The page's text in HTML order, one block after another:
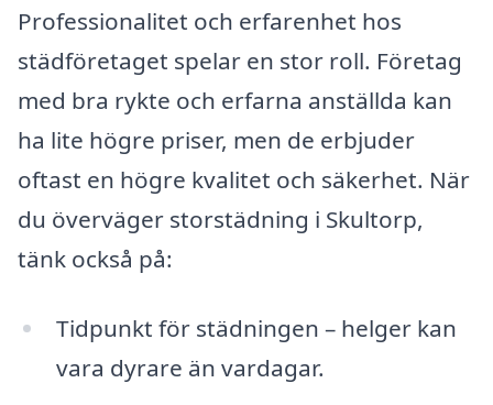
Professionalitet och erfarenhet hos
städföretaget spelar en stor roll. Företag
med bra rykte och erfarna anställda kan
ha lite högre priser, men de erbjuder
oftast en högre kvalitet och säkerhet. När
du överväger storstädning i Skultorp,
tänk också på:
Tidpunkt för städningen – helger kan
vara dyrare än vardagar.